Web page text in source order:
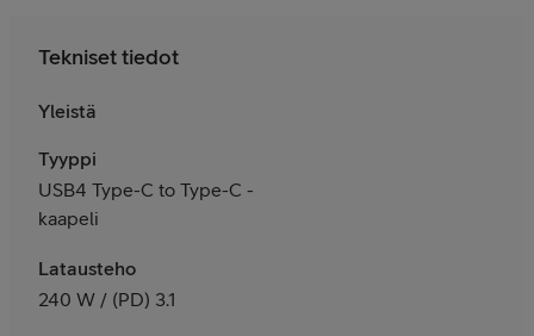
Tekniset tiedot
Yleistä
Tyyppi
USB4 Type-C to Type-C -
kaapeli
Latausteho
240 W / (PD) 3.1